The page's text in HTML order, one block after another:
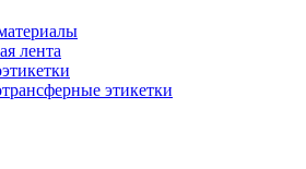
лента
этикетки